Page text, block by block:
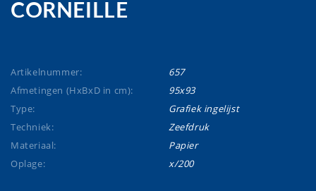
CORNEILLE
Artikelnummer:
657
Afmetingen (HxBxD in cm):
95x93
Type:
Grafiek ingelijst
Techniek:
Zeefdruk
Materiaal:
Papier
Oplage:
x/200